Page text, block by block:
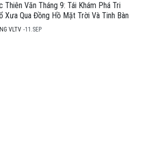
Thiên Văn Tháng 9: Tái Khám Phá Tri
Xưa Qua Đồng Hồ Mặt Trời Và Tinh Bàn
VLTV 11.SEP